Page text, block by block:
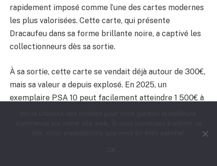
rapidement imposé comme l’une des cartes modernes
les plus valorisées. Cette carte, qui présente
Dracaufeu dans sa forme brillante noire, a captivé les
collectionneurs dès sa sortie.
À sa sortie, cette carte se vendait déjà autour de 300€,
mais sa valeur a depuis explosé. En 2025, un
exemplaire PSA 10 peut facilement atteindre 1 500€ à